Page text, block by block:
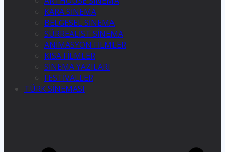
KARA SİNEMA
BELGESEL SİNEMA
SÜRREALİST SİNEMA
ANİMASYON FİLMLER
KISA FİLMLER
SİNEMA YAZILARI
FESTİVALLER
TÜRK SİNEMASI